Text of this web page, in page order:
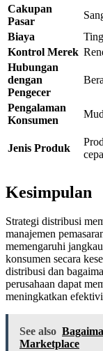
Cakupan
Pasar
Biaya
Kontrol Merek
Hubungan
dengan
Pengecer
Pengalaman
Konsumen
Jenis Produk
Kesimpulan
Strategi distribusi
manajemen
memengaruhi
konsumen secara
distribusi dan
perusahaan dapat
meningkatkan
See also
Marketplace